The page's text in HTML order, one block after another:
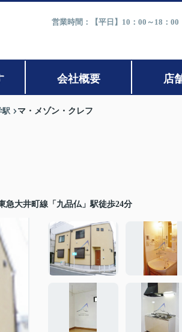
営業時間：【平日】10：00～18：
会社概要 店
駅 マ・メゾン・クレフ
急大井町線「九品仏」駅徒歩24分